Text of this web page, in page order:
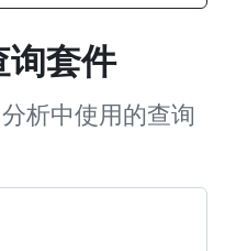
套件
析中使用的查询